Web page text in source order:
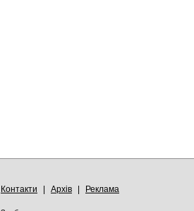
Контакти Архів Реклама